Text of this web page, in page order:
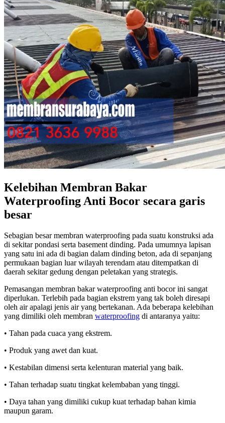
Kelebihan Membran Bakar
Waterproofing Anti Bocor secara garis
besar
Sebagian besar membran waterproofing pada suatu konstruksi ada
di sekitar pondasi serta basement dinding. Pada umumnya lapisan
yang satu ini ada di bagian dalam dinding beton, ada di sepanjang
permukaan bagian luar wilayah terendam atau ditempatkan di
daerah sekitar gedung dengan peletakan yang strategis.
Pemasangan membran bakar waterproofing anti bocor ini sangat
diperlukan. Terlebih pada bagian ekstrem yang tak boleh diresapi
oleh air apalagi jenis air yang bertekanan. Ada beberapa kelebihan
yang dimiliki oleh membran waterproofing di antaranya yaitu:
• Tahan pada cuaca yang ekstrem.
• Produk yang awet dan kuat.
• Kestabilan dimensi serta kelenturan material yang baik.
• Tahan terhadap suatu tingkat kelembaban yang tinggi.
• Daya tahan yang dimiliki cukup kuat terhadap bahan kimia
maupun garam.